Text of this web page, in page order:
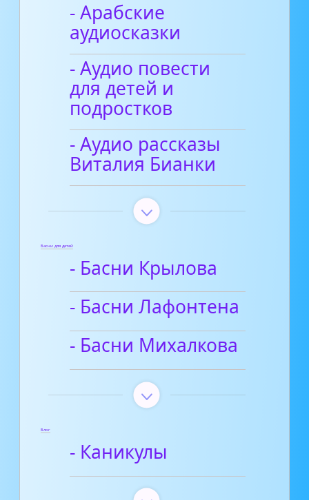
- Арабские
аудиосказки
- Аудио повести
для детей и
подростков
- Аудио рассказы
Виталия Бианки
Басни для детей
- Басни Крылова
- Басни Лафонтена
- Басни Михалкова
Блог
- Каникулы